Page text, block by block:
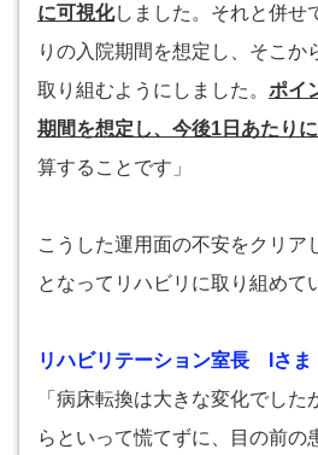
に可視化しました。それと併せ
りの入院期間を想定し、そこか
取り組むようにしました。 ポイ
期間を想定し、今後1日あたりに
算することです」
こうした運用面の不安をクリア
となってリハビリに取り組めて
リハビリテーション室長 Iさま
「病床転換は大きな変化でし
らといって慌てずに、目の前の